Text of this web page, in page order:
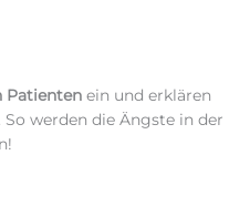
Patienten ein und erklären
werden die Ängste in der